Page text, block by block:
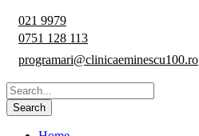
021 9979
0751 128 113
programari@clinicaeminescu100.ro